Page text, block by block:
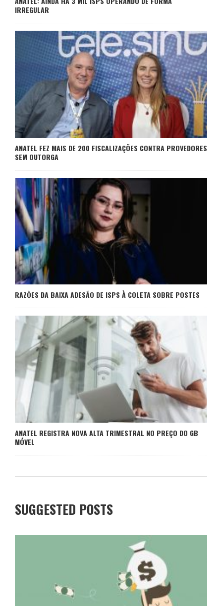
IRREGULAR
ANATEL FEZ MAIS DE 200 FISCALIZAÇÕES CONTRA PROVEDORES
SEM OUTORGA
RAZÕES DA BAIXA ADESÃO DE ISPS À COLETA SOBRE POSTES
ANATEL REGISTRA NOVA ALTA TRIMESTRAL NO PREÇO DO GB
MÓVEL
SUGGESTED POSTS